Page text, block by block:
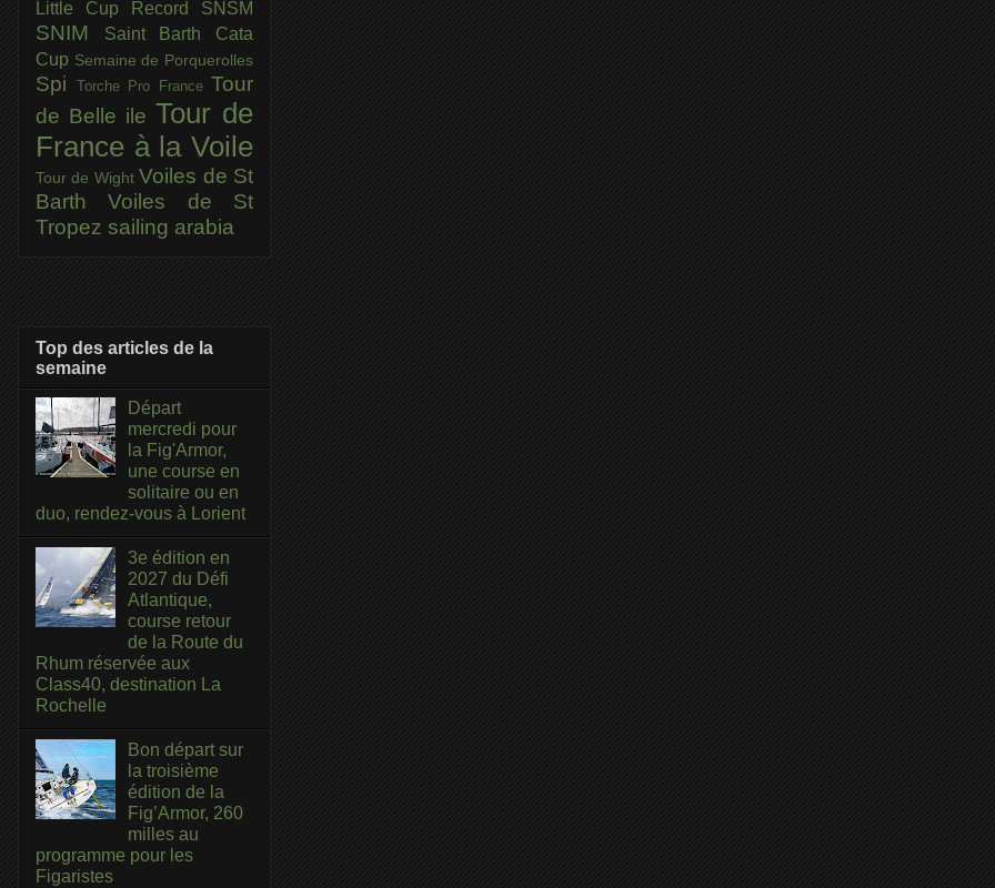
Little Cup Record SNSM
SNIM
Saint Barth Cata
Cup Semaine de Porquerolles
Spi Torche Pro France Tour
de Belle ile Tour de
France à la Voile
Tour de Wight Voiles de St
BarthVoiles de St
Tropez sailing arabia
Top des articles de la
semaine
Départ
mercredi pour
la Fig'Armor,
une course en
solitaire ou en
duo, rendez-vous à Lorient
3e édition en
2027 du Défi
Atlantique,
course retour
de la Route du
Rhum réservée aux
Class40, destination La
Rochelle
Bon départ sur
la troisième
édition de la
Fig’Armor, 260
milles au
programme pour les
Figaristes